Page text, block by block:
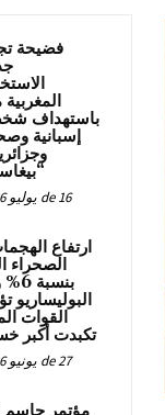
فضيحة
باستهداف
إسبانية
16 de يوليو de 2026
ارتفاع
الصحراء
البوليساريو
القوات
تكبدت أكبر
27 de يونيو de 2026